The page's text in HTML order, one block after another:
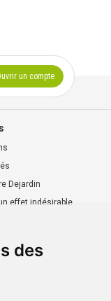
des
un compte
Dejardin
effet indésirable